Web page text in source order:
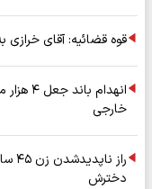
قوه قضائیه: آقای خرازی
خارجی
دخترش